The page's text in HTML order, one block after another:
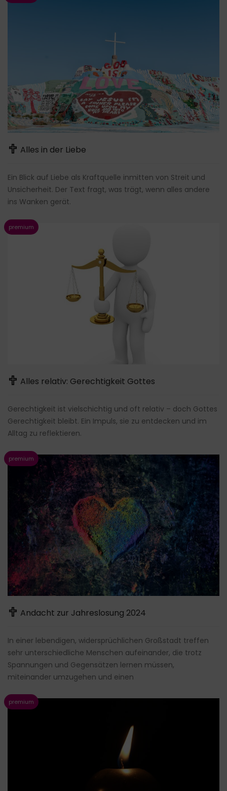
Alles in der Liebe
Ein Blick auf Liebe als Kraftquelle inmitten von Streit und
Unsicherheit. Der Text fragt, was trägt, wenn alles andere
ins Wanken gerät.
Alles relativ: Gerechtigkeit Gottes
Gerechtigkeit ist vielschichtig und oft relativ – doch Gottes
Gerechtigkeit bleibt. Ein Impuls, sie zu entdecken und im
Alltag zu reflektieren.
Andacht zur Jahreslosung 2024
In einer lebendigen, widersprüchlichen Großstadt treffen
sehr unterschiedliche Menschen aufeinander, die trotz
Spannungen und Gegensätzen lernen müssen,
miteinander umzugehen und einen